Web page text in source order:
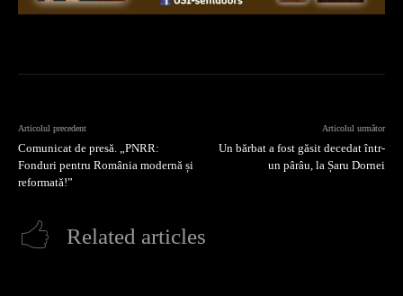
Articolul precedent
Comunicat de presă. „PNRR:
Fonduri pentru România modernă și
reformată!”
Articolul următor
Un bărbat a fost găsit decedat într-
un pârâu, la Șaru Dornei
Related articles